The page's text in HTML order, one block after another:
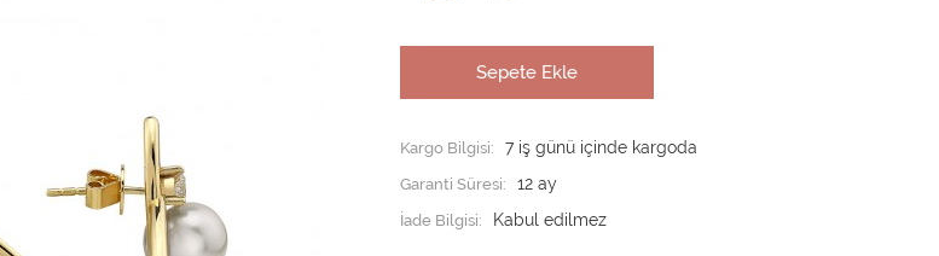
Sepete Ekle
Kargo Bilgisi:
7 iş günü içinde kargoda
Garanti Süresi:
12 ay
İade Bilgisi: